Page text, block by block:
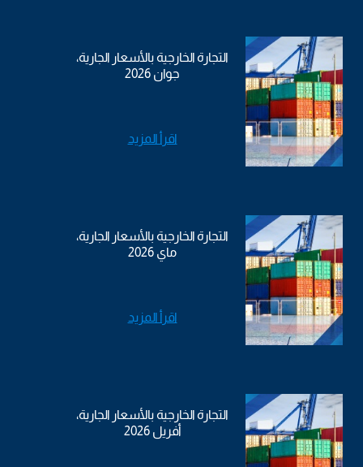
التجارة الخارجية بالأسعار الجارية،
جوان 2026
اقرأ المزيد
التجارة الخارجية بالأسعار الجارية،
ماي 2026
اقرأ المزيد
التجارة الخارجية بالأسعار الجارية،
أفريل 2026